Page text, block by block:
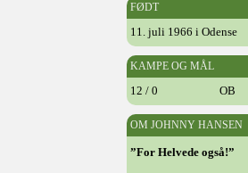
FØDT
11. juli 1966 i Odense
KAMPE OG MÅL
12 / 0 OB
OM JOHNNY HANSEN
”For Helvede også!”